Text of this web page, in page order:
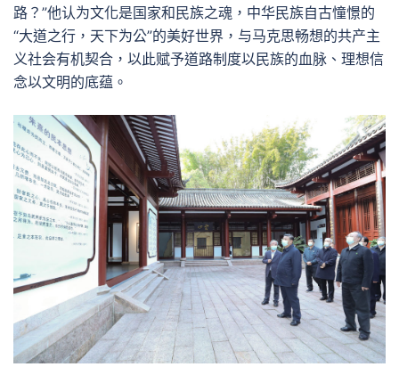
路？”他认为文化是国家和民族之魂，中华民族自古憧憬的
“大道之行，天下为公”的美好世界，与马克思畅想的共产主
义社会有机契合，以此赋予道路制度以民族的血脉、理想信
念以文明的底蕴。